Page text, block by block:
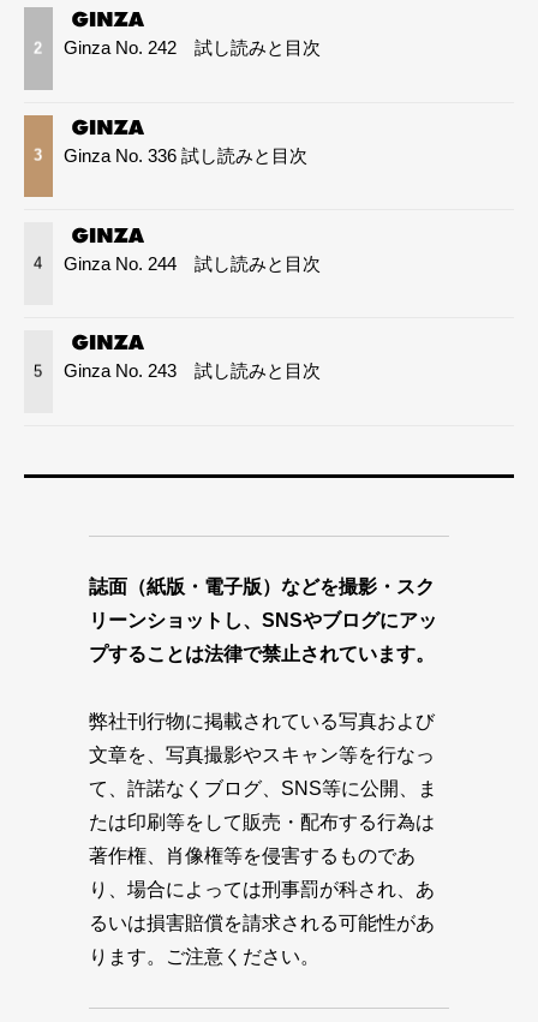
2 Ginza No. 242 試し読みと目次
3 Ginza No. 336 試し読みと目次
4 Ginza No. 244 試し読みと目次
5 Ginza No. 243 試し読みと目次
誌面（紙版・電子版）などを撮影・スク
リーンショットし、SNSやブログにアッ
プすることは法律で禁止されています。
弊社刊行物に掲載されている写真および
文章を、写真撮影やスキャン等を行なっ
て、許諾なくブログ、SNS等に公開、ま
たは印刷等をして販売・配布する行為は
著作権、肖像権等を侵害するものであ
り、場合によっては刑事罰が科され、あ
るいは損害賠償を請求される可能性があ
ります。ご注意ください。